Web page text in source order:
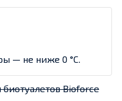
— не ниже 0 °С.
Bioforce